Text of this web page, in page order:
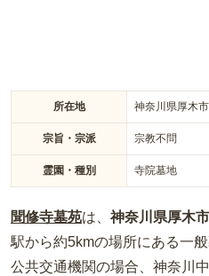
所在地 神奈川県厚木
宗旨・宗派 宗教不問
霊園・種別 寺院墓地
聞修寺墓苑は、 神奈川県厚木市
駅から約5kmの場所にある一
公共交通機関の場合、神奈川